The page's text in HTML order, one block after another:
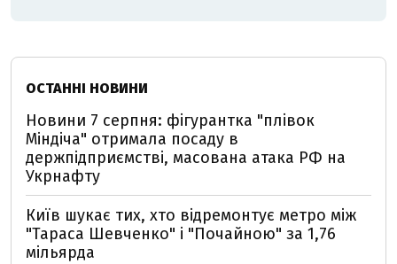
ОСТАННІ НОВИНИ
Новини 7 серпня: фігурантка "плівок
Міндіча" отримала посаду в
держпідприємстві, масована атака РФ на
Укрнафту
Київ шукає тих, хто відремонтує метро між
"Тараса Шевченко" і "Почайною" за 1,76
мільярда